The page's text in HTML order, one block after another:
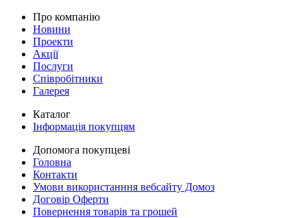
Про компанію
Новини
Проекти
Акції
Послуги
Співробітники
Галерея
Каталог
Інформація покупцям
Допомога покупцеві
Головна
Контакти
Умови використанння вебсайту Домоз
Договір Оферти
Повернення товарів та грошей